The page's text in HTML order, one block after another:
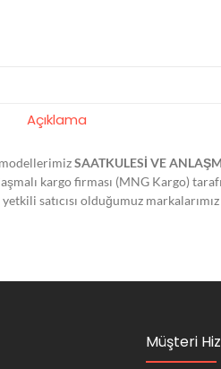
Açıklama
SAATKULESİ VE
kargo firması (MNG Kargo)
satıcısı olduğumuz
Müşteri